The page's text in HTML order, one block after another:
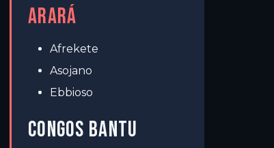
ARARÁ
Afrekete
Asojano
Ebbioso
CONGOS BANTU